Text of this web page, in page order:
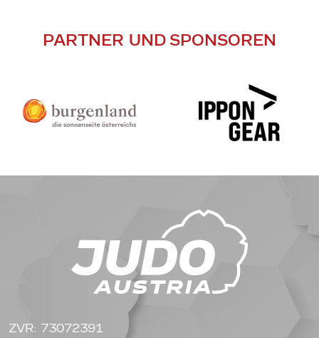
PARTNER UND SPONSOREN
ZVR: 73072391